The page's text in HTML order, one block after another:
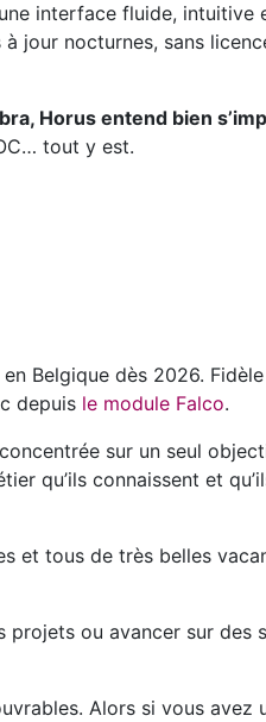
interface fluide, intuitive
jour nocturnes, sans
Horus entend bien
tout y est.
Belgique dès 2026.
depuis le module Falco.
sur un seul
qu’ils connaissent et
et tous de très belles
ou avancer sur des
Alors si vous avez